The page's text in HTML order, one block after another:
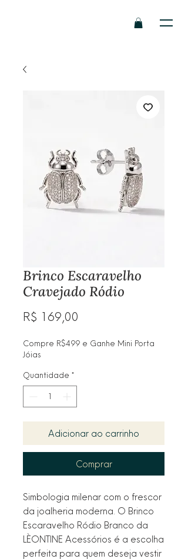
Brinco Escaravelho
Cravejado Ródio
R$ 169,00
Compre R$499 e Ganhe Mini Porta
Jóias
Quantidade *
Adicionar ao carrinho
Comprar
Simbologia milenar com o frescor
da joalheria moderna. O Brinco
Escaravelho Ródio Branco da
LÈONTINE Acessórios é a escolha
perfeita para quem deseja vestir